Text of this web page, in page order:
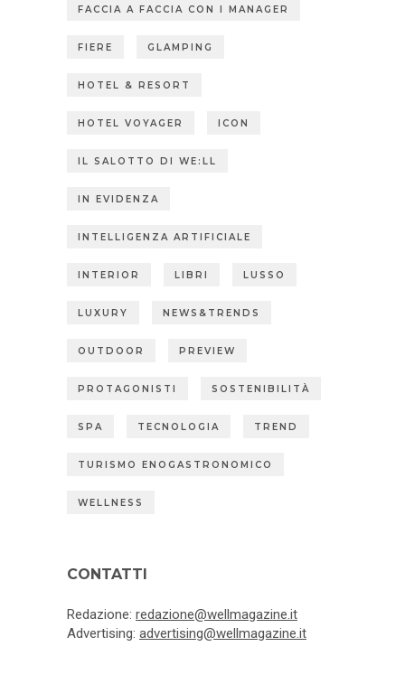
FACCIA A FACCIA CON I MANAGER
FIERE GLAMPING
HOTEL & RESORT
HOTEL VOYAGER ICON
IL SALOTTO DI WE:LL
IN EVIDENZA
INTELLIGENZA ARTIFICIALE
INTERIOR LIBRI LUSSO
LUXURY NEWS&TRENDS
OUTDOOR PREVIEW
PROTAGONISTI SOSTENIBILITÀ
SPA TECNOLOGIA TREND
TURISMO ENOGASTRONOMICO
WELLNESS
CONTATTI
Redazione: redazione@wellmagazine.it
Advertising: advertising@wellmagazine.it